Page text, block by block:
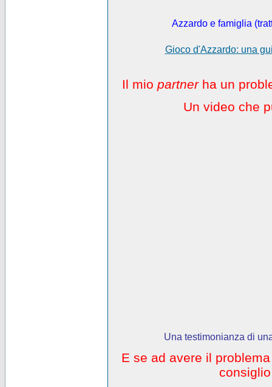
Azzardo e famiglia
Gioco d'Azzardo: una
Il mio partnerha un
Un video che
Una testimonianza di
E se ad avere il